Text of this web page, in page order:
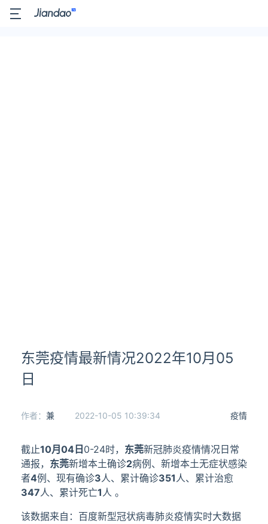
东莞疫情最新情况2022年10月05
日
疫情
作者： 兼 2022-10-05 10:39:34
截止10月04日 0-24时， 东莞新冠肺炎疫情情况日常
通报， 东莞新增本土确诊2病例、新增本土无症状感染
者4例、现有确诊3人、累计确诊351人、累计治愈
347人、累计死亡1人 。
该数据来自：百度新型冠状病毒肺炎疫情实时大数据